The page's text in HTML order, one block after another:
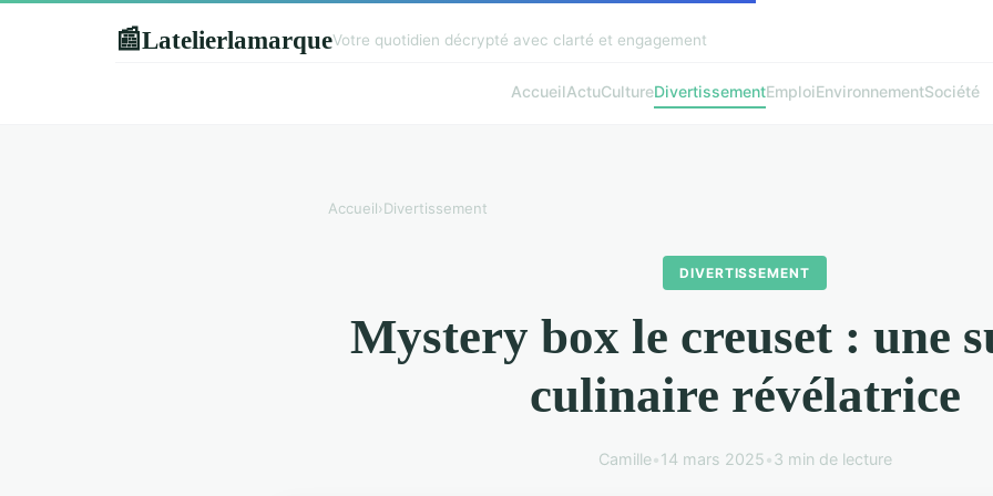
📰LatelierlamarqueVotre quotidien décrypté avec clarté et engagement
AccueilActuCultureDivertissementEmploiEnvironnementSociété
Accueil›Divertissement
DIVERTISSEMENT
Mystery box le creuset : une
culinaire révélatrice
Camille•14 mars 2025•3 min de lecture